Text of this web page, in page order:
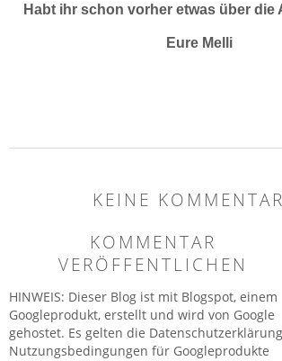
Habt ihr schon vorher etwas über die
Eure Melli
KEINE
KOMMENTAR
VERÖFFENTLICHEN
HINWEIS: Dieser Blog ist mit Blogspot, einem
Googleprodukt, erstellt und wird von Google
gehostet. Es gelten die
Nutzungsbedingungen für Googleprodukte